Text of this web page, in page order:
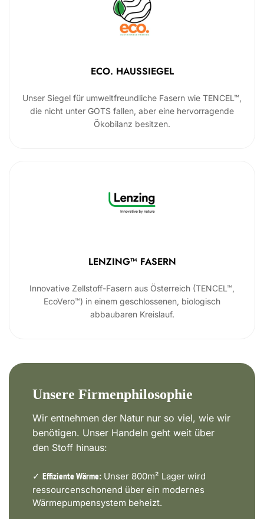
ECO. HAUSSIEGEL
Unser Siegel für umweltfreundliche Fasern wie TENCEL™,
die nicht unter GOTS fallen, aber eine hervorragende
Ökobilanz besitzen.
LENZING™ FASERN
Innovative Zellstoff-Fasern aus Österreich (TENCEL™,
EcoVero™) in einem geschlossenen, biologisch
abbaubaren Kreislauf.
Unsere Firmenphilosophie
Wir entnehmen der Natur nur so viel, wie wir
benötigen. Unser Handeln geht weit über
den Stoff hinaus:
✓ Effiziente Wärme: Unser 800m² Lager wird
ressourcenschonend über ein modernes
Wärmepumpensystem beheizt.